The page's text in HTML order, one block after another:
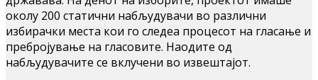
околу 200 статични набљудувачи во различни
избирачки места кои го следеа процесот на гласање и
пребројување на гласовите. Наодите од
набљудувачите се вклучени во извештајот.